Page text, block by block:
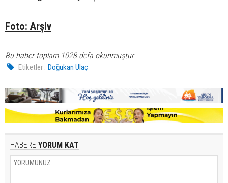
Foto: Arşiv
Bu haber toplam 1028 defa okunmuştur
Etiketler : Doğukan Ulaç
HABERE YORUM KAT